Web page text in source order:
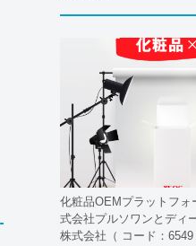
化粧品OEMプラットフ
式会社プルソワンとディ
株式会社（ コード：